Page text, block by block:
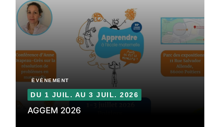
ÉVÈNEMENT
DU 1 JUIL. AU 3 JUIL. 2026
AGGEM 2026